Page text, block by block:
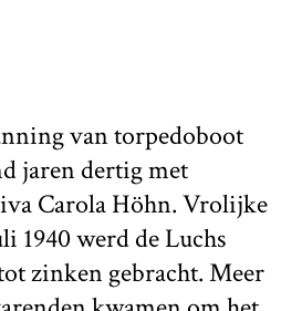
van torpedoboot
jaren dertig met
Carola Höhn. Vrolijke
1940 werd de Luchs
zinken gebracht. Meer